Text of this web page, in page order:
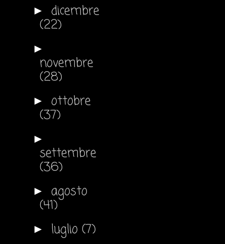
► dicembre
(22)
►
novembre
(28)
► ottobre
(37)
►
settembre
(36)
► agosto
(41)
► luglio (7)